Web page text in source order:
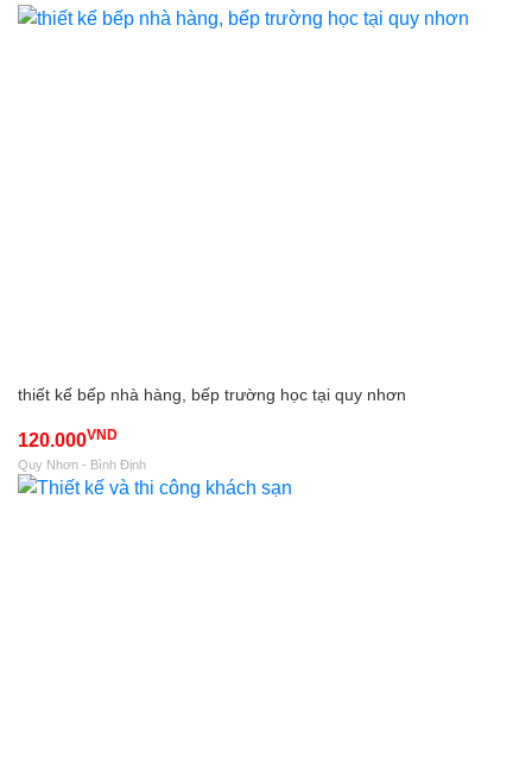
thiết kế bếp nhà hàng, bếp trường học tại quy nhơn
120.000VND
Quy Nhơn - Bình Định